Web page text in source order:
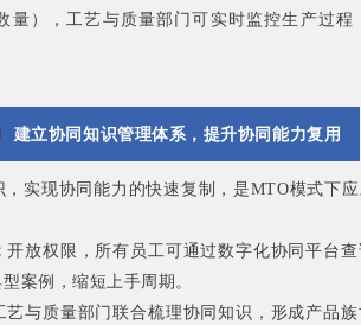
量），工艺与质量部门可实时监控生产过程
建立协同知识管理体系，提升协同能力复用
实现协同能力的快速复制，是MTO模式下
开放权限，所有员工可通过数字化协同平台
案例，缩短上手周期。
艺与质量部门联合梳理协同知识，形成产品